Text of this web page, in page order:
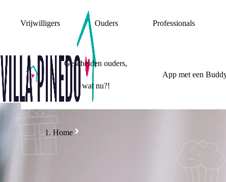
Vrijwilligers Ouders Professionals
Gescheiden ouders,
wat nu?!
App met een
Home